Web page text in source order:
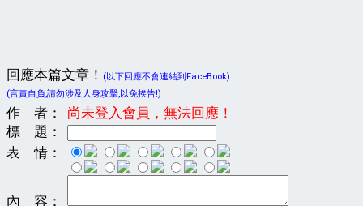
回應本篇文章！
(以下回應不會連結到FaceBook)
(言責自負,請勿涉及人身攻擊,以免挨告!)
作 者：
尚未登入會員，無法回應！
標 題：
表 情：
內 容：